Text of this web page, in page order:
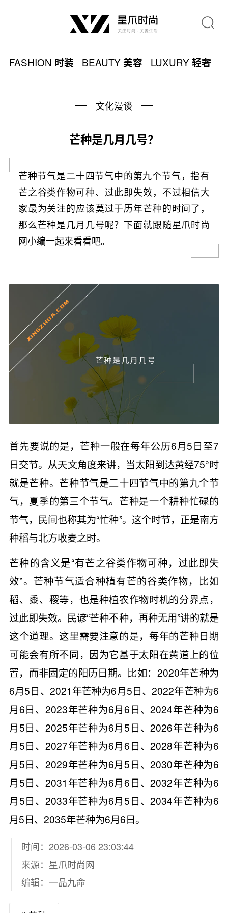
FASHION 时装 BEAUTY美容 LUXURY轻奢
文化漫谈
芒种是几月几号？
芒种节气是二十四节气中的第九个节气，指有
芒之谷类作物可种、过此即失效，不过相信大
家最为关注的应该莫过于历年芒种的时间了，
那么芒种是几月几号呢？下面就跟随星爪时尚
网小编一起来看看吧。
首先要说的是，芒种一般在每年公历6月5日至7
日交节。从天文角度来讲，当太阳到达黄经75°时
就是芒种。芒种节气是二十四节气中的第九个节
气，夏季的第三个节气。芒种是一个耕种忙碌的
节气，民间也称其为“忙种”。这个时节，正是南方
种稻与北方收麦之时。
芒种的含义是“有芒之谷类作物可种，过此即失
效”。芒种节气适合种植有芒的谷类作物，比如
稻、黍、稷等，也是种植农作物时机的分界点，
过此即失效。民谚“芒种不种，再种无用”讲的就是
这个道理。这里需要注意的是，每年的芒种日期
可能会有所不同，因为它基于太阳在黄道上的位
置，而非固定的阳历日期。比如：2020年芒种为
6月5日、2021年芒种为6月5日、2022年芒种为6
月6日、2023年芒种为6月6日、2024年芒种为6
月5日、2025年芒种为6月5日、2026年芒种为6
月5日、2027年芒种为6月6日、2028年芒种为6
月5日、2029年芒种为6月5日、2030年芒种为6
月5日、2031年芒种为6月6日、2032年芒种为6
月5日、2033年芒种为6月5日、2034年芒种为6
月5日、2035年芒种为6月6日。
时间：2026-03-06 23:03:44
来源： 星爪时尚网
编辑：一品九命